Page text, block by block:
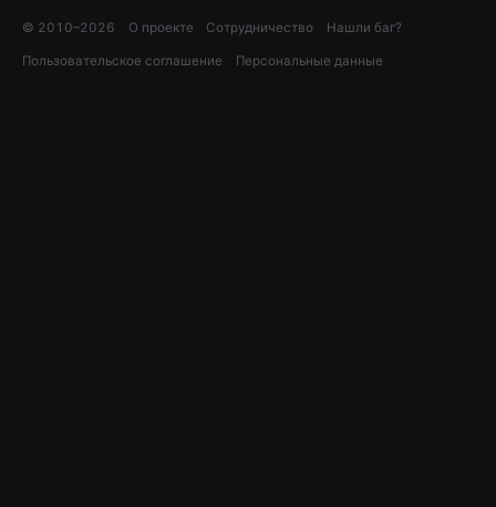
© 2010–2026 О проекте Сотрудничество Нашли баг?
Пользовательское соглашение Персональные данные